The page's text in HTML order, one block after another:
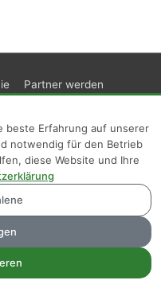
Partner werden
beste Erfahrung auf unserer
notwendig für den Betrieb
diese Website und Ihre